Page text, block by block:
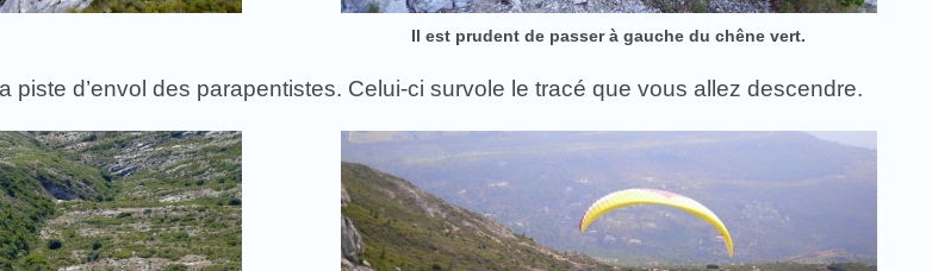
Il est prudent de passer à gauche du chêne vert.
piste d’envol des parapentistes. Celui-ci survole le tracé que vous allez descendre.